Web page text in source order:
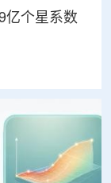
亿个星系数